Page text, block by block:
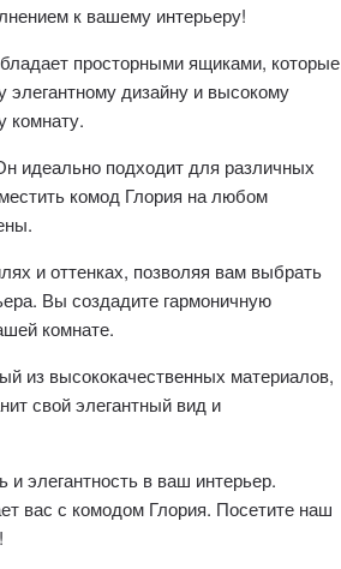
к вашему интерьеру!
просторными ящиками, которые
элегантному дизайну и высокому
комнату.
идеально подходит для различных
комод Глория на любом
и оттенках, позволяя вам выбрать
Вы создадите гармоничную
комнате.
из высококачественных материалов,
свой элегантный вид и
элегантность в ваш интерьер.
вас с комодом Глория. Посетите наш